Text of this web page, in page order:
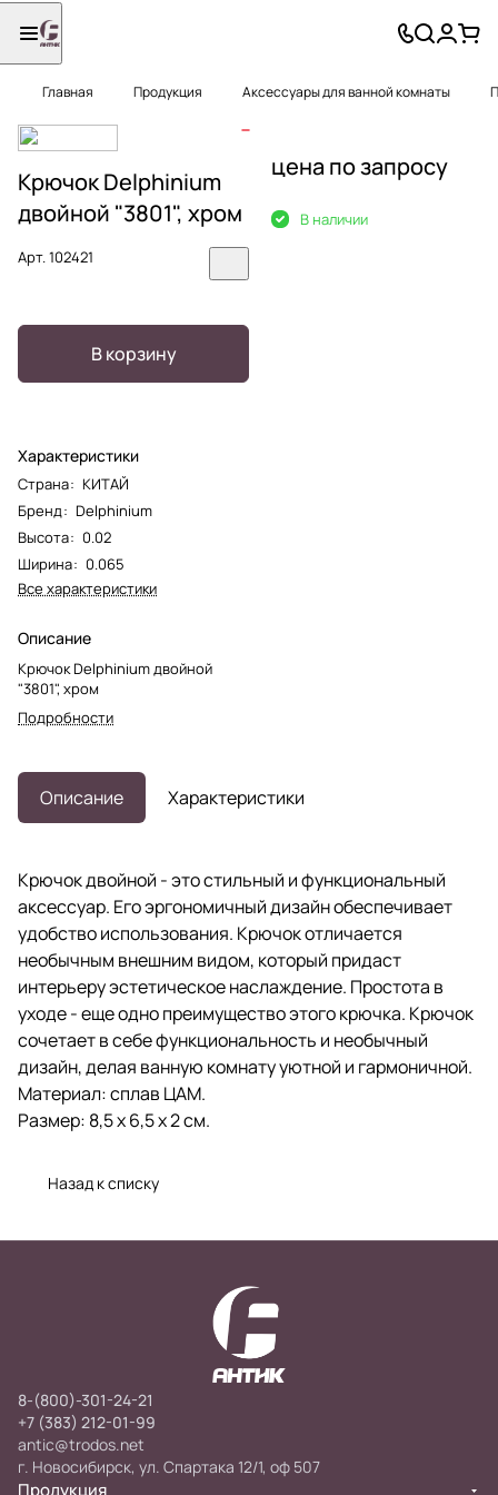
Главная Продукция Аксессуары для ванной комнаты
Крючок Delphinium
двойной "3801", хром
Арт.102421
В корзину
Характеристики
Страна: КИТАЙ
Бренд: Delphinium
Высота: 0.02
Ширина: 0.065
Все характеристики
Описание
Крючок Delphinium двойной
"3801", хром
Подробности
цена по запросу
В наличии
Описание Характеристики
Крючок двойной - это стильный и функциональный
аксессуар. Его эргономичный дизайн обеспечивает
удобство использования. Крючок отличается
необычным внешним видом, который придаст
интерьеру эстетическое наслаждение. Простота в
уходе - еще одно преимущество этого крючка. Крючок
сочетает в себе функциональность и необычный
дизайн, делая ванную комнату уютной и гармоничной.
Материал: сплав ЦАМ.
Размер: 8,5 х 6,5 х 2 см.
Назад к списку
8-(800)-301-24-21
+7 (383) 212-01-99
antic@trodos.net
г. Новосибирск, ул. Спартака 12/1, оф 507
Продукция